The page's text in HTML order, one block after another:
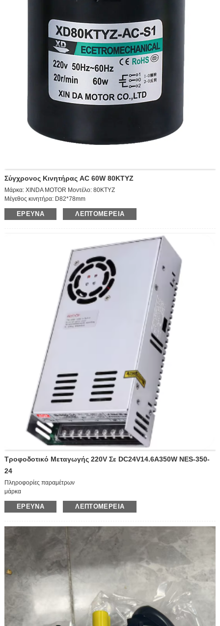
Σύγχρονος Κινητήρας AC 60W 80KTYZ
Μάρκα: XINDA MOTOR Μοντέλο: 80KTYZ
Μέγεθος κινητήρα: D82*78mm
Ταχύτητα εξόδου: 10RPM
Τάση: AC220V
Συσκευασία: 30 τεμάχια/κουτί
Εξερχόμενος άξονας: έκκεντρος (μόνο)
Βαθμός μόνωσης: Βαθμός E
ΈΡΕΥΝΑ ΛΕΠΤΟΜΈΡΕΙΑ
Τροφοδοτικό Μεταγωγής 220V Σε DC24V14.6A350W NES-350-
24
Πληροφορίες παραμέτρων
μάρκα
ΚΑΛΟ ΚΑΛΑ/Κακό Καλό
μοντέλοΈΡΕΥΝΑ ΛΕΠΤΟΜΈΡΕΙΑ